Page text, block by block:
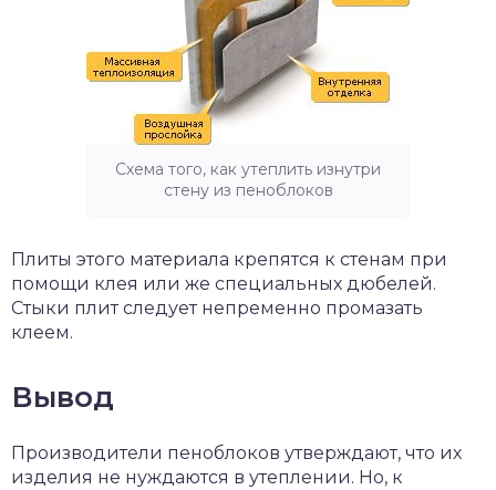
Схема того, как утеплить изнутри
стену из пеноблоков
Плиты этого материала крепятся к стенам при
помощи клея или же специальных дюбелей.
Стыки плит следует непременно промазать
клеем.
Вывод
Производители пеноблоков утверждают, что их
изделия не нуждаются в утеплении. Но, к